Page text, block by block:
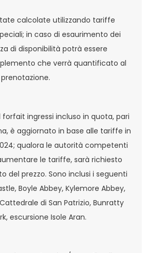
calcolate utilizzando tariffe
in caso di esaurimento dei
di disponibilità potrà essere
che verrà quantificato al
forfait ingressi incluso in quota, pari
è aggiornato in base alle tariffe in
qualora le autorità competenti
le tariffe, sarà richiesto
del prezzo. Sono inclusi i seguenti
Boyle Abbey, Kylemore Abbey,
di San Patrizio, Bunratty
escursione Isole Aran.